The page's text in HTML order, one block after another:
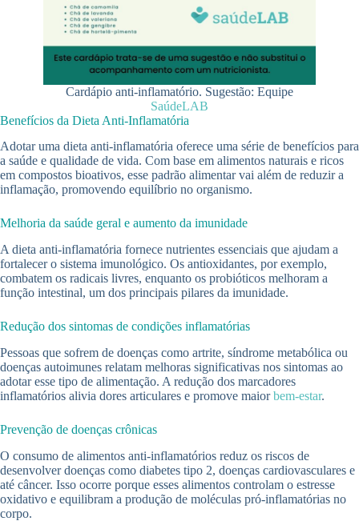
Cardápio anti-inflamatório. Sugestão: Equipe
SaúdeLAB
Benefícios da Dieta Anti-Inflamatória
Adotar uma dieta anti-inflamatória oferece uma série de benefícios para
a saúde e qualidade de vida. Com base em alimentos naturais e ricos
em compostos bioativos, esse padrão alimentar vai além de reduzir a
inflamação, promovendo equilíbrio no organismo.
Melhoria da saúde geral e aumento da imunidade
A dieta anti-inflamatória fornece nutrientes essenciais que ajudam a
fortalecer o sistema imunológico. Os antioxidantes, por exemplo,
combatem os radicais livres, enquanto os probióticos melhoram a
função intestinal, um dos principais pilares da imunidade.
Redução dos sintomas de condições inflamatórias
Pessoas que sofrem de doenças como artrite, síndrome metabólica ou
doenças autoimunes relatam melhoras significativas nos sintomas ao
adotar esse tipo de alimentação. A redução dos marcadores
inflamatórios alivia dores articulares e promove maiorbem-estar.
Prevenção de doenças crônicas
O consumo de alimentos anti-inflamatórios reduz os riscos de
desenvolver doenças como diabetes tipo 2, doenças cardiovasculares e
até câncer. Isso ocorre porque esses alimentos controlam o estresse
oxidativo e equilibram a produção de moléculas pró-inflamatórias no
corpo.